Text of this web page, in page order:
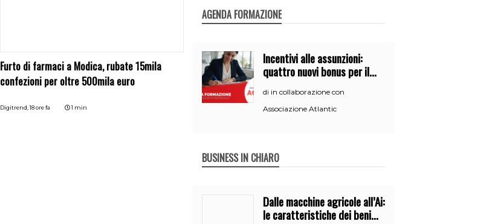
Furto di farmaci a Modica, rubate 15mila
confezioni per oltre 500mila euro
Digitrend,18 ore fa 1 min
AGENDA FORMAZIONE
Incentivi alle assunzioni:
quattro nuovi bonus per il
di in collaborazione con
Associazione Atlantic
BUSINESS IN CHIARO
Dalle macchine agricole all’Ai:
le caratteristiche dei beni